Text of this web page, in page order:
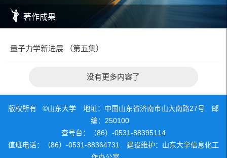
著作成果
量子力学新进展 （第五集）
没有更多内容了
版权所有 ©山东大学 地址：中国山东省济南市山大南路27号 邮
编：250100
查号台：（86）-0531-88395114
值班电话：（86）-0531-88364731 建设维护：山东大学信息化工